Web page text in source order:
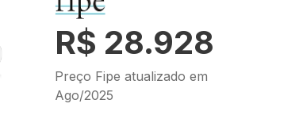
R$ 28.928
Preço Fipe atualizado em
Ago/2025